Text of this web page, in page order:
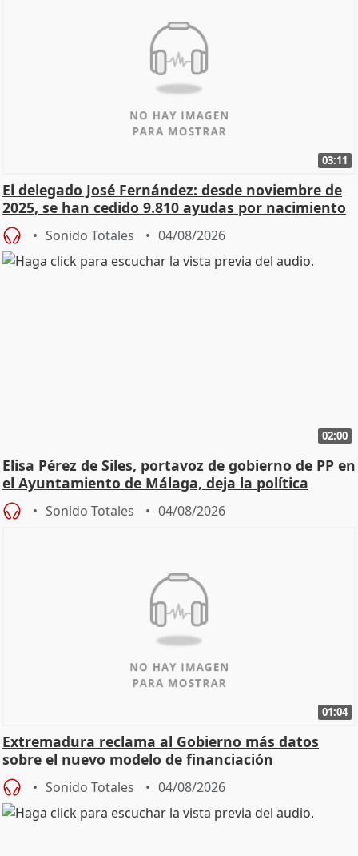
03:11
El delegado José Fernández: desde noviembre de
2025, se han cedido 9.810 ayudas por nacimiento
Sonido Totales 04/08/2026
02:00
Elisa Pérez de Siles, portavoz de gobierno de PP en
el Ayuntamiento de Málaga, deja la política
Sonido Totales 04/08/2026
01:04
Extremadura reclama al Gobierno más datos
sobre el nuevo modelo de financiación
Sonido Totales 04/08/2026